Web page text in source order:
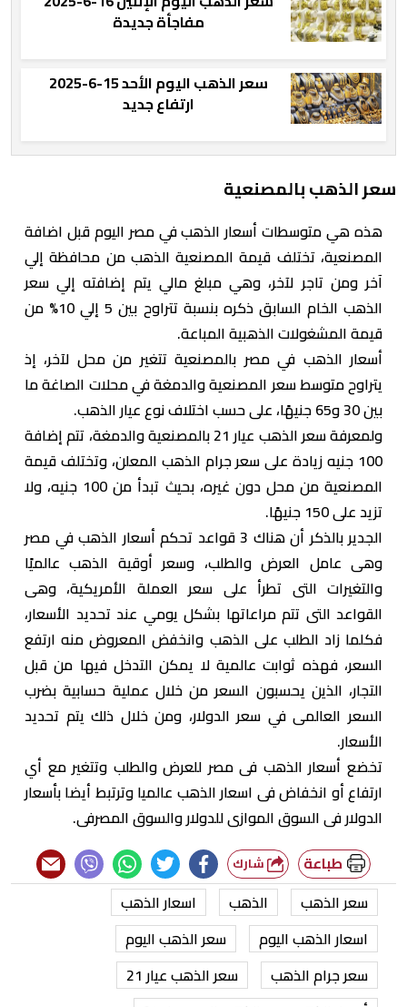
مفاجأة جديدة
سعر الذهب اليوم الأحد 15-6-2025
ارتفاع جديد
سعر الذهب بالمصنعية
هذه هي متوسطات أسعار الذهب في مصر اليوم قبل اضافة
المصنعية، تختلف قيمة المصنعية الذهب من محافظة إلي
آخر ومن تاجر لآخر، وهي مبلغ مالي يتم إضافته إلي سعر
الذهب الخام السابق ذكره بنسبة تتراوح بين 5 إلي 10% من
قيمة المشغولات الذهبية المباعة.
أسعار الذهب في مصر بالمصنعية تتغير من محل لآخر، إذ
يتراوح متوسط سعر المصنعية والدمغة في محلات الصاغة ما
بين 30 و65 جنيهًا، على حسب اختلاف نوع عيار الذهب.
ولمعرفة سعر الذهب عيار 21 بالمصنعية والدمغة، تتم إضافة
100 جنيه زيادة على سعر جرام الذهب المعلن، وتختلف قيمة
المصنعية من محل دون غيره، بحيث تبدأ من 100 جنيه، ولا
تزيد على 150 جنيهًا.
الجدير بالذكر أن هناك 3 قواعد تحكم أسعار الذهب في مصر
وهى عامل العرض والطلب، وسعر أوقية الذهب عالميًا
والتغيرات التى تطرأ على سعر العملة الأمريكية، وهى
القواعد التى تتم مراعاتها بشكل يومي عند تحديد الأسعار،
فكلما زاد الطلب على الذهب وانخفض المعروض منه ارتفع
السعر، فهذه ثوابت عالمية لا يمكن التدخل فيها من قبل
التجار، الذين يحسبون السعر من خلال عملية حسابية بضرب
السعر العالمى في سعر الدولار، ومن خلال ذلك يتم تحديد
الأسعار.
تخضع أسعار الذهب فى مصر للعرض والطلب وتتغير مع أي
ارتفاع أو انخفاض فى اسعار الذهب عالميا وترتبط أيضا بأسعار
الدولار فى السوق الموازى للدولار والسوق المصرفى.
طباعة
سعر الذهب الذهب
اسعار الذهب
اسعار الذهب اليوم
سعر الذهب اليوم
سعر جرام الذهب
سعر الذهب عيار 21